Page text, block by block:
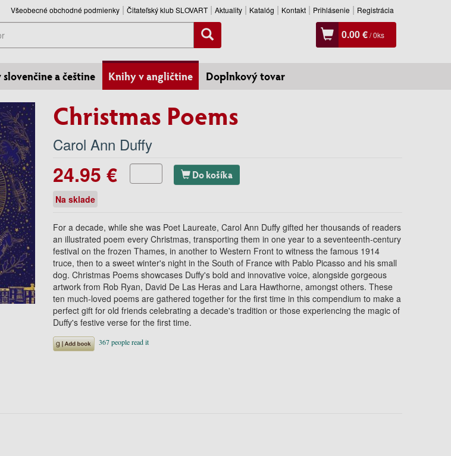
Všeobecné obchodné podmienky Čitateľský klub SLOVART Aktuality Katalóg Kontakt Prihlásenie Registrácia
0.00 €/0ks
a češtine Knihy v angličtine Doplnkový tovar
Christmas Poems
Carol Ann Duffy
24.95 € Do košíka
Na sklade
For a decade, while she was Poet Laureate, Carol Ann Duffy gifted her thousands of readers
an illustrated poem every Christmas, transporting them in one year to a seventeenth-century
festival on the frozen Thames, in another to Western Front to witness the famous 1914
truce, then to a sweet winter's night in the South of France with Pablo Picasso and his small
dog. Christmas Poems showcases Duffy's bold and innovative voice, alongside gorgeous
artwork from Rob Ryan, David De Las Heras and Lara Hawthorne, amongst others. These
ten much-loved poems are gathered together for the first time in this compendium to make a
perfect gift for old friends celebrating a decade's tradition or those experiencing the magic of
Duffy's festive verse for the first time.